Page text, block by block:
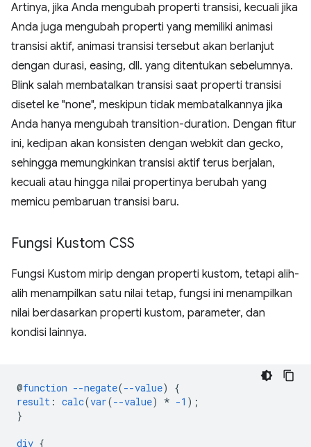
Artinya, jika Anda mengubah properti transisi, kecuali jika
Anda juga mengubah properti yang memiliki animasi
transisi aktif, animasi transisi tersebut akan berlanjut
dengan durasi, easing, dll. yang ditentukan sebelumnya.
Blink salah membatalkan transisi saat properti transisi
disetel ke "none", meskipun tidak membatalkannya jika
Anda hanya mengubah transition-duration. Dengan fitur
ini, kedipan akan konsisten dengan webkit dan gecko,
sehingga memungkinkan transisi aktif terus berjalan,
kecuali atau hingga nilai propertinya berubah yang
memicu pembaruan transisi baru.
Fungsi Kustom CSS
Fungsi Kustom mirip dengan properti kustom, tetapi alih-
alih menampilkan satu nilai tetap, fungsi ini menampilkan
nilai berdasarkan properti kustom, parameter, dan
kondisi lainnya.
@function --negate(--value)
{
result : calc(var(--value) * -1 );
}
div {